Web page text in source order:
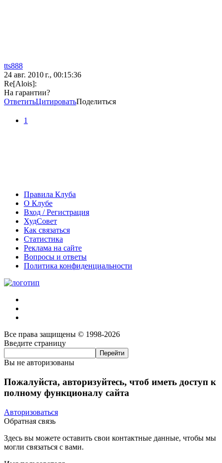
tts888
24 авг. 2010 г., 00:15:36
Re[Alois]:
На гарантии?
ОтветитьЦитироватьПоделиться
1
Правила Клуба
О Клубе
Вход / Регистрация
ХудСовет
Как связаться
Статистика
Реклама на сайте
Вопросы и ответы
Политика конфиденциальности
Все права защищены © 1998-2026
Введите страницу
Вы не авторизованы
Пожалуйста, авторизуйтесь, чтоб иметь доступ к
полному функционалу сайта
Авторизоваться
Обратная связь
Здесь вы можете оставить свои контактные данные, чтобы мы
могли связаться с вами.